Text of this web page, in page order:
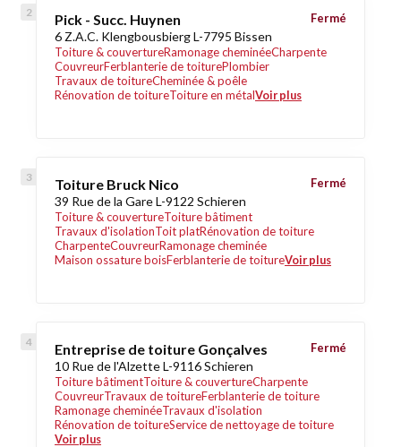
Pick - Succ. Huynen
6 Z.A.C. Klengbousbierg L-7795 Bissen
Toiture & couvertureRamonage cheminéeCharpente
CouvreurFerblanterie de toiturePlombier
Travaux de toitureCheminée & poêle
Rénovation de toitureToiture en métalVoir plus
Fermé
Toiture Bruck Nico
39 Rue de la Gare L-9122 Schieren
Toiture & couvertureToiture bâtiment
Travaux d'isolationToit platRénovation de toiture
CharpenteCouvreurRamonage cheminée
Maison ossature boisFerblanterie de toitureVoir plus
Fermé
Entreprise de toiture Gonçalves
10 Rue de l'Alzette L-9116 Schieren
Toiture bâtimentToiture & couvertureCharpente
CouvreurTravaux de toitureFerblanterie de toiture
Ramonage cheminéeTravaux d'isolation
Rénovation de toitureService de nettoyage de toiture
Voir plus
Fermé